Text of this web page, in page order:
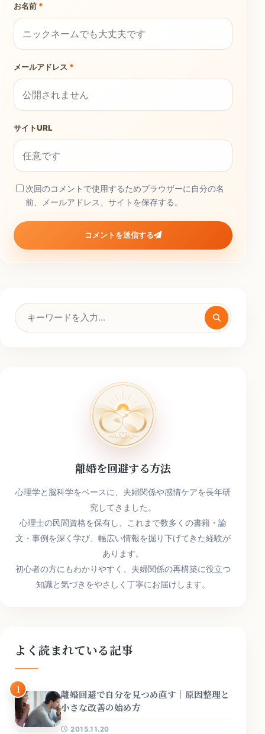
お名前 *
メールアドレス *
サイトURL
次回のコメントで使用するためブラウザーに自分の名
前、メールアドレス、サイトを保存する。
コメントを送信する
検
索
離婚を回避する方法
心理学と脳科学をベースに、夫婦関係や感情ケアを長年研
究してきました。
心理士の民間資格を保有し、これまで数多くの書籍・論
文・事例を深く学び、幅広い情報を掘り下げてきた経験が
あります。
初心者の方にもわかりやすく、夫婦関係の再構築に役立つ
知識と気づきをやさしく丁寧にお届けします。
よく読まれている記事
1
離婚回避で自分を見つめ直す｜原因整理と
小さな改善の始め方
2015.11.20